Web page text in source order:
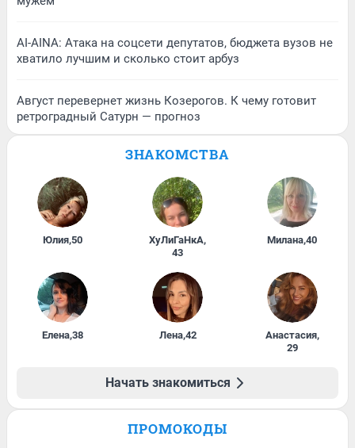
AI-AINA: Атака на соцсети депутатов, бюджета вузов не
хватило лучшим и сколько стоит арбуз
Август перевернет жизнь Козерогов. К чему готовит
ретроградный Сатурн — прогноз
ЗНАКОМСТВА
Юлия,50 ХуЛиГаНкА,
43
Милана,40
Елена,38 Лена,42 Анастасия,
29
Начать знакомиться
ПРОМОКОДЫ